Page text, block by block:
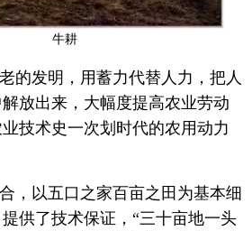
牛耕
的发明，用蓄力代替人力，把人
放出来，大幅度提高农业劳动
技术史一次划时代的农用动力
，以五口之家百亩之田为基本细
供了技术保证，“三十亩地一头